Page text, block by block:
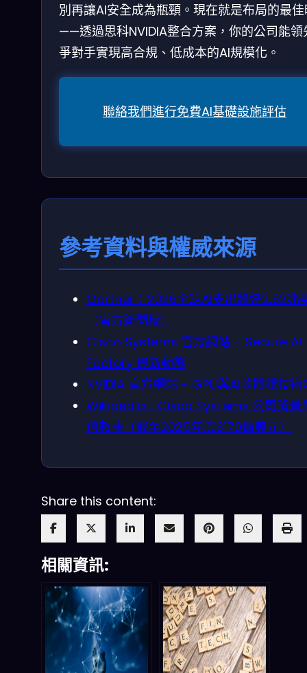
別再讓AI安全成為瓶頸。現在就是布局的最
——透過思科NVIDIA整合方案，你的公司能領
爭對手實現高合規、低成本的AI規模化。
聯絡我們進行免費AI基礎設施評估
參考資料與權威來源
Gartner：2026全球AI支出將達2.52兆
（官方新聞稿）
Cisco Systems 官方網站 – Secure AI
Factory 最新動態
NVIDIA 官方網站 – GPU與AI軟體棧技術
Wikipedia：Cisco Systems 公司背景
值數據（截至2025年底3170億美元）
Share this content:
相關資訊: